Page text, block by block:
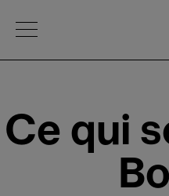
Open Menu
Ce qui